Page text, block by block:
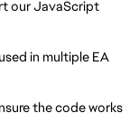
our JavaScript
in multiple EA
the code works